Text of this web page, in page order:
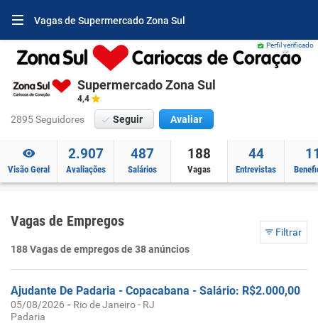
Vagas de Supermercado Zona Sul
Perfil verificado
Supermercado Zona Sul
4,4
2895 Seguidores Seguir Avaliar
Visão Geral
2.907
Avaliações
487
Salários
188
Vagas
44
Entrevistas
Vagas de Empregos
Filtrar
188 Vagas de empregos de 38 anúncios
Ajudante De Padaria - Copacabana - Salário: R$2.000,00
05/08/2026 - Rio de Janeiro - RJ
Padaria